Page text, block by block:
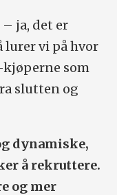
ja, det er
lurer vi på hvor
kjøperne som
slutten og
dynamiske,
å rekruttere.
og mer